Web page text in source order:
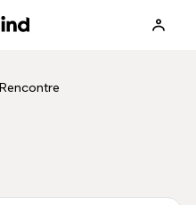
Rencontre